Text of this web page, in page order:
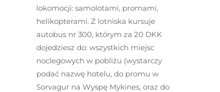
lokomocji: samolotami, promami,
helikopterami. Z lotniska kursuje
autobus nr 300, którym za 20 DKK
dojedziesz do: wszystkich miejsc
noclegowych w pobliżu (wystarczy
podać nazwę hotelu, do promu w
Sorvagur na Wyspę Mykines, oraz do